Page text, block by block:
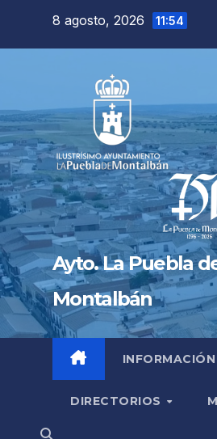
8 agosto, 2026 11:54
Ayto. La Puebla
Montalbán
DIRECTORIOS